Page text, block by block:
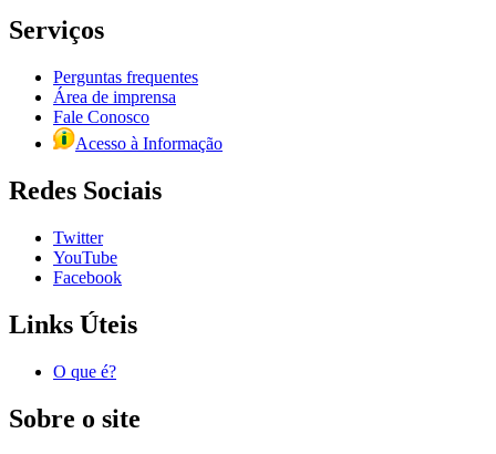
Serviços
Perguntas frequentes
Área de imprensa
Fale Conosco
Acesso à Informação
Redes Sociais
Twitter
YouTube
Facebook
Links Úteis
O que é?
Sobre o site